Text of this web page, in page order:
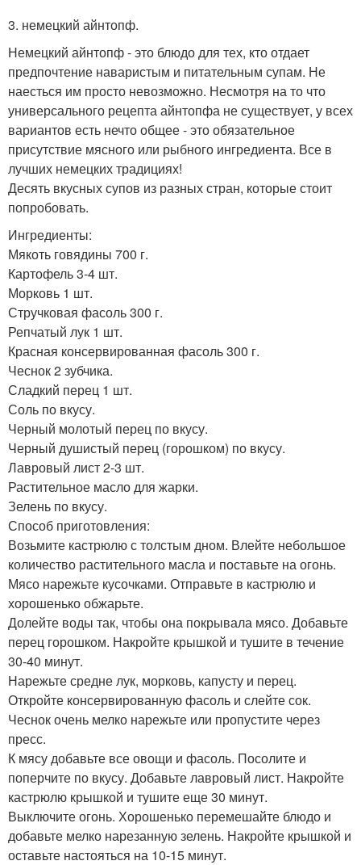
3. немецкий айнтопф.
Немецкий айнтопф - это блюдо для тех, кто отдает
предпочтение наваристым и питательным супам. Не
наесться им просто невозможно. Несмотря на то что
универсального рецепта айнтопфа не существует, у всех
вариантов есть нечто общее - это обязательное
присутствие мясного или рыбного ингредиента. Все в
лучших немецких традициях!
Десять вкусных супов из разных стран, которые стоит
попробовать.
Ингредиенты:
Мякоть говядины 700 г.
Картофель 3-4 шт.
Морковь 1 шт.
Стручковая фасоль 300 г.
Репчатый лук 1 шт.
Красная консервированная фасоль 300 г.
Чеснок 2 зубчика.
Сладкий перец 1 шт.
Соль по вкусу.
Черный молотый перец по вкусу.
Черный душистый перец (горошком) по вкусу.
Лавровый лист 2-3 шт.
Растительное масло для жарки.
Зелень по вкусу.
Способ приготовления:
Возьмите кастрюлю с толстым дном. Влейте небольшое
количество растительного масла и поставьте на огонь.
Мясо нарежьте кусочками. Отправьте в кастрюлю и
хорошенько обжарьте.
Долейте воды так, чтобы она покрывала мясо. Добавьте
перец горошком. Накройте крышкой и тушите в течение
30-40 минут.
Нарежьте средне лук, морковь, капусту и перец.
Откройте консервированную фасоль и слейте сок.
Чеснок очень мелко нарежьте или пропустите через
пресс.
К мясу добавьте все овощи и фасоль. Посолите и
поперчите по вкусу. Добавьте лавровый лист. Накройте
кастрюлю крышкой и тушите еще 30 минут.
Выключите огонь. Хорошенько перемешайте блюдо и
добавьте мелко нарезанную зелень. Накройте крышкой и
оставьте настояться на 10-15 минут.